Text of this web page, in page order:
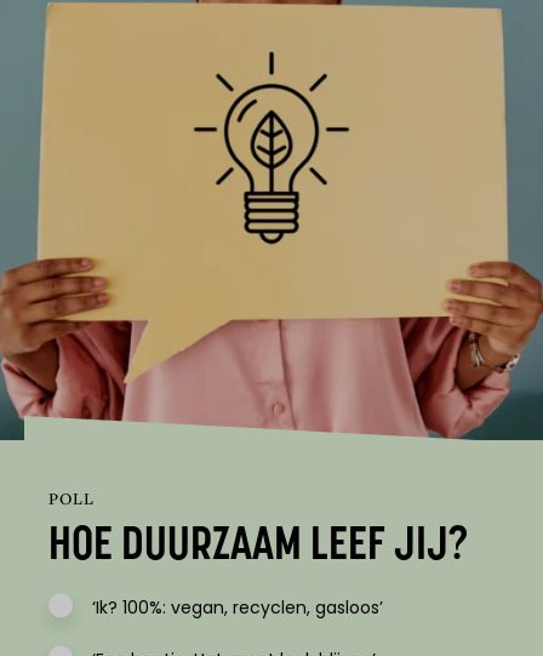
POLL
HOE DUURZAAM LEEF JIJ?
‘Ik? 100%: vegan, recyclen, gasloos’